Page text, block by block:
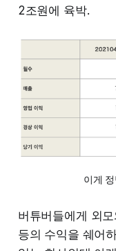
2조원에 육박.
이게
버튜버들에게 외
등의 수익을 쉐어